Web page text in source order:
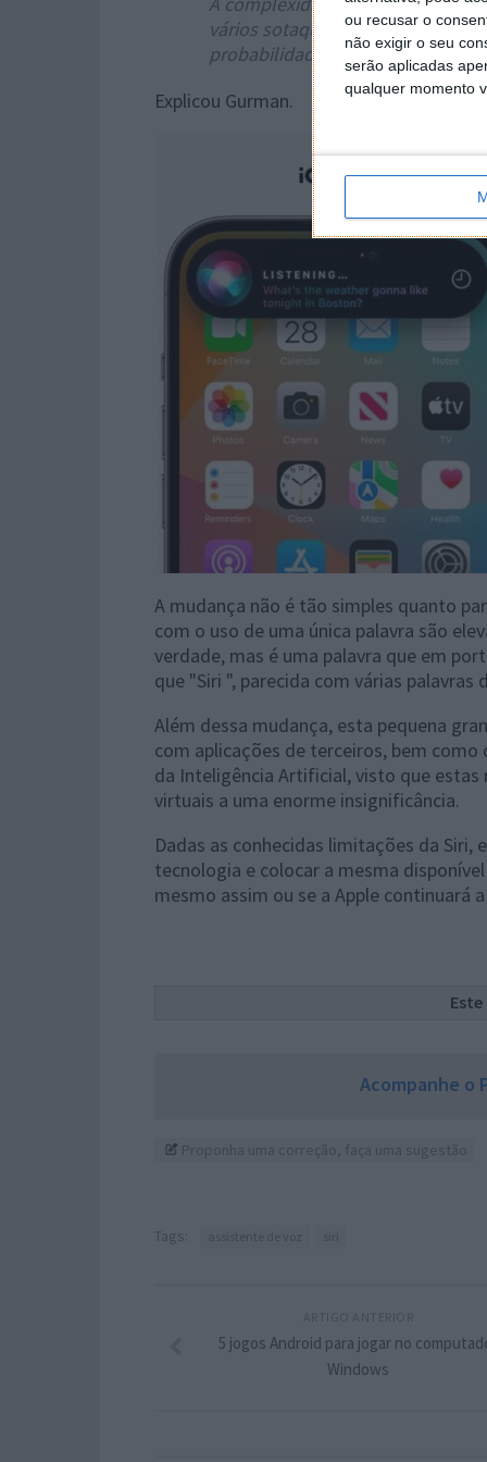
ou recusar o
não exigir o seu
serão aplicadas
qualquer momento
vários sotaques e dialetos
probabilidade do sistema captar
Explicou Gurman.
A mudança não é tão simples quanto
com o uso de uma única palavra são
verdade, mas é uma palavra que em
que "Siri ", parecida com várias palavras
Além dessa mudança, esta pequena
com aplicações de terceiros, bem
da Inteligência Artificial, visto que
virtuais a uma enorme insignificância.
Dadas as conhecidas limitações da
tecnologia e colocar a mesma
mesmo assim ou se a Apple continuará
Acompanhe o
Tags:
5 jogos Android para jogar no
Windows